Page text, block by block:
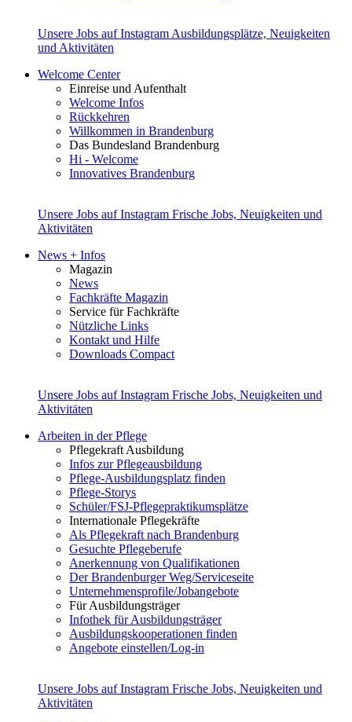
Unsere Jobs auf Instagram Ausbildungsplätze, Neuigkeiten
und Aktivitäten
Welcome Center
Einreise und Aufenthalt
Welcome Infos
Rückkehren
Willkommen in Brandenburg
Das Bundesland Brandenburg
Hi - Welcome
Innovatives Brandenburg
Unsere Jobs auf Instagram Frische Jobs, Neuigkeiten und
Aktivitäten
News + Infos
Magazin
News
Fachkräfte Magazin
Service für Fachkräfte
Nützliche Links
Kontakt und Hilfe
Downloads Compact
Unsere Jobs auf Instagram Frische Jobs, Neuigkeiten und
Aktivitäten
Arbeiten in der Pflege
Pflegekraft Ausbildung
Infos zur Pflegeausbildung
Pflege-Ausbildungsplatz finden
Pflege-Storys
Schüler/FSJ-Pflegepraktikumsplätze
Internationale Pflegekräfte
Als Pflegekraft nach Brandenburg
Gesuchte Pflegeberufe
Anerkennung von Qualifikationen
Der Brandenburger Weg/Serviceseite
Unternehmensprofile/Jobangebote
Für Ausbildungsträger
Infothek für Ausbildungsträger
Ausbildungskooperationen finden
Angebote einstellen/Log-in
Unsere Jobs auf Instagram Frische Jobs, Neuigkeiten und
Aktivitäten